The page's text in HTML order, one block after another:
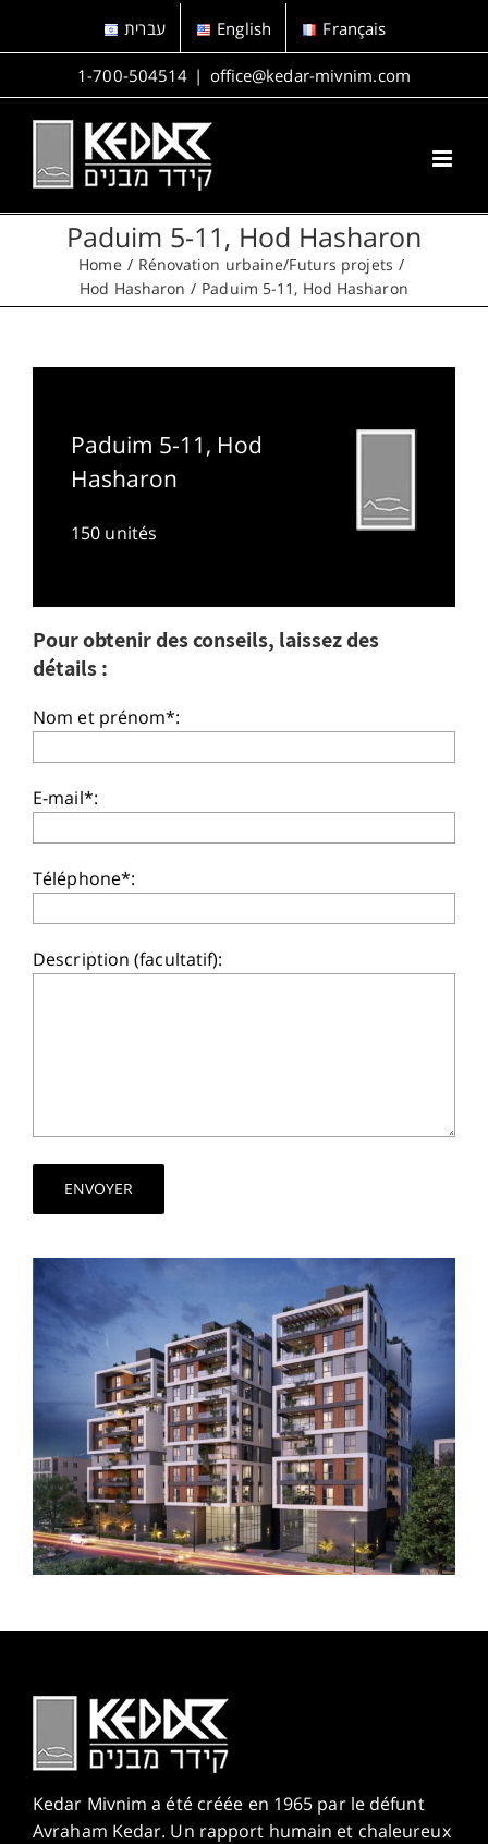
עברית English Français
1-700-504514 | office@kedar-mivnim.com
Paduim 5-11, Hod Hasharon
Home
Rénovation urbaine/Futurs projets
Hod Hasharon
Paduim 5-11, Hod Hasharon
Paduim 5-11, Hod
Hasharon
150 unités
Pour obtenir des conseils, laissez des
détails :
Nom et prénom*:
E-mail*:
Téléphone*:
Description (facultatif):
Kedar Mivnim a été créée en 1965 par le défunt
Avraham Kedar. Un rapport humain et chaleureux